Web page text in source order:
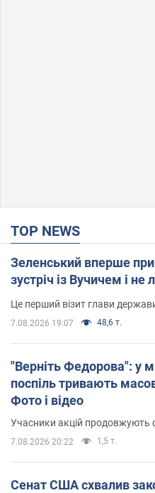
TOP NEWS
Зеленський вперше
зустріч із Вучичем і не
Це перший візит глави
7.08.2026 19:07 48,6 т.
"Верніть Федорова": у
поспіль тривають
Фото і відео
Учасники акцій продовжують
7.08.2026 20:22 1,5 т.
Сенат США схвалив